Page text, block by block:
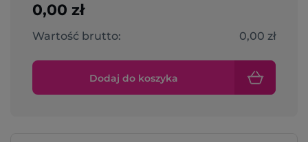
0,00 zł
Wartość brutto: 0,00 zł
Dodaj do koszyka